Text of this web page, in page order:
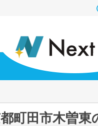
町田市木曽東